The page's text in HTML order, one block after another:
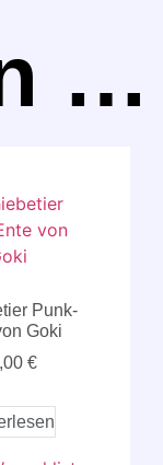
…
Punk-
Goki
€